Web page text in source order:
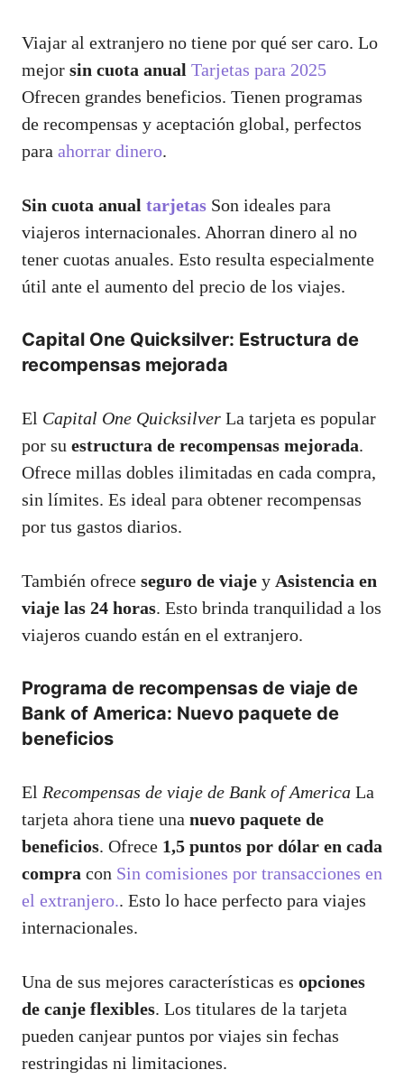
Viajar al extranjero no tiene por qué ser caro. Lo
mejor sin cuota anual Tarjetas para 2025
Ofrecen grandes beneficios. Tienen programas
de recompensas y aceptación global, perfectos
para ahorrar dinero.
Sin cuota anual tarjetas Son ideales para
viajeros internacionales. Ahorran dinero al no
tener cuotas anuales. Esto resulta especialmente
útil ante el aumento del precio de los viajes.
Capital One Quicksilver: Estructura de
recompensas mejorada
El Capital One Quicksilver La tarjeta es popular
por su estructura de recompensas mejorada.
Ofrece millas dobles ilimitadas en cada compra,
sin límites. Es ideal para obtener recompensas
por tus gastos diarios.
También ofrece seguro de viaje y Asistencia en
viaje las 24 horas. Esto brinda tranquilidad a los
viajeros cuando están en el extranjero.
Programa de recompensas de viaje de
Bank of America: Nuevo paquete de
beneficios
El Recompensas de viaje de Bank of America La
tarjeta ahora tiene una nuevo paquete de
beneficios. Ofrece 1,5 puntos por dólar en cada
compra con Sin comisiones por transacciones en
el extranjero.. Esto lo hace perfecto para viajes
internacionales.
Una de sus mejores características es opciones
de canje flexibles. Los titulares de la tarjeta
pueden canjear puntos por viajes sin fechas
restringidas ni limitaciones.